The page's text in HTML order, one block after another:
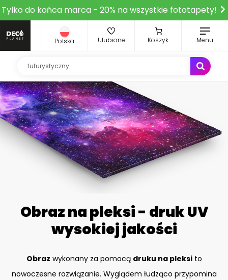
Tylko do końca marca - 20% na wszystkie fototapety!
Polska Ulubione Koszyk Menu
Obraz na pleksi - druk UV
wysokiej jakości
Obraz wykonany za pomocą druku na pleksito
nowoczesne rozwiązanie. Wyglądem łudząco przypomina